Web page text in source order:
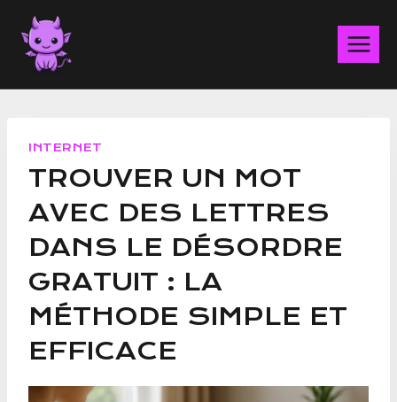
Aller
contenu
INTERNET
TROUVER UN MOT
AVEC DES LETTRES
DANS LE DÉSORDRE
GRATUIT : LA
MÉTHODE SIMPLE ET
EFFICACE